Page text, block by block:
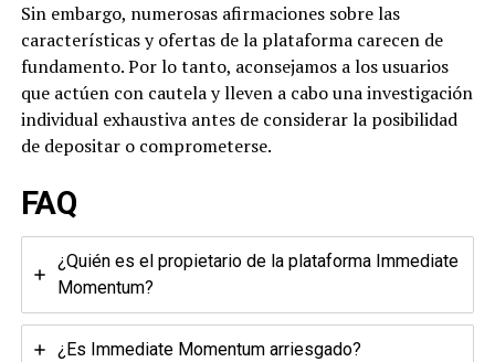
Sin embargo, numerosas afirmaciones sobre las
características y ofertas de la plataforma carecen de
fundamento. Por lo tanto, aconsejamos a los usuarios
que actúen con cautela y lleven a cabo una investigación
individual exhaustiva antes de considerar la posibilidad
de depositar o comprometerse.
FAQ
¿Quién es el propietario de la plataforma Immediate
Momentum?
¿Es Immediate Momentum arriesgado?